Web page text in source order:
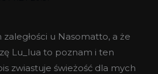
u Nasomatto, a że
Lu_lua to poznam i ten
zwiastuje świeżość dla mych